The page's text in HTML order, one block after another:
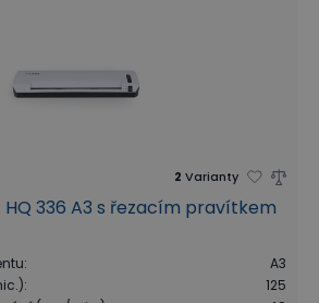
2 Varianty
HQ 336 A3 s řezacím pravítkem
:
A3
:
125